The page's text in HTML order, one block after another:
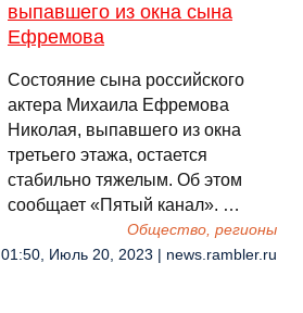
выпавшего из окна сына
Ефремова
Состояние сына российского
актера Михаила Ефремова
Николая, выпавшего из окна
третьего этажа, остается
стабильно тяжелым. Об этом
сообщает «Пятый канал». …
Общество, регионы
01:50, Июль 20, 2023 | news.rambler.ru